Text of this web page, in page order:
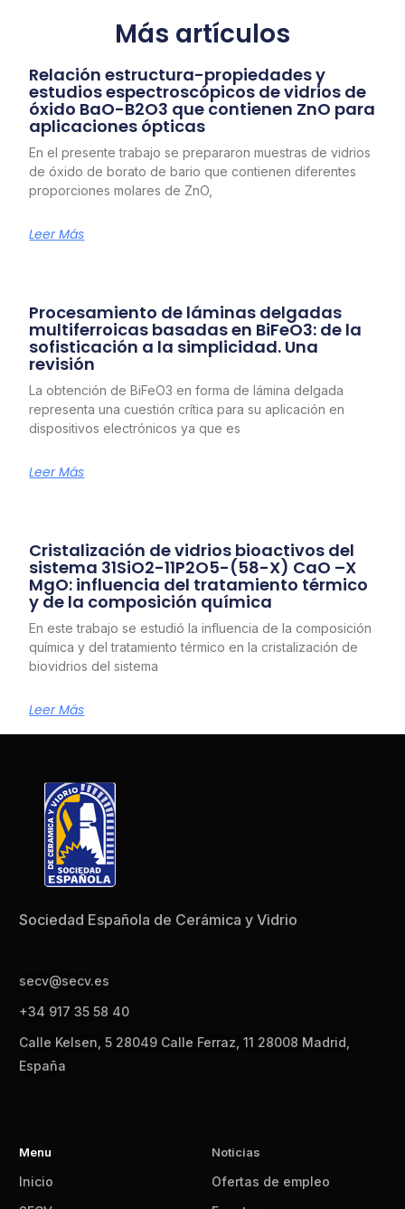
Más artículos
Relación estructura-propiedades y
estudios espectroscópicos de vidrios de
óxido BaO-B2O3 que contienen ZnO para
aplicaciones ópticas
En el presente trabajo se prepararon muestras de vidrios
de óxido de borato de bario que contienen diferentes
proporciones molares de ZnO,
Leer Más
Procesamiento de láminas delgadas
multiferroicas basadas en BiFeO3: de la
sofisticación a la simplicidad. Una
revisión
La obtención de BiFeO3 en forma de lámina delgada
representa una cuestión crítica para su aplicación en
dispositivos electrónicos ya que es
Leer Más
Cristalización de vidrios bioactivos del
sistema 31SiO2-11P2O5-(58-X) CaO –X
MgO: influencia del tratamiento térmico
y de la composición química
En este trabajo se estudió la influencia de la composición
química y del tratamiento térmico en la cristalización de
biovidrios del sistema
Leer Más
Sociedad Española de Cerámica y Vidrio
secv@secv.es
+34 917 35 58 40
Calle Kelsen, 5 28049 Calle Ferraz, 11 28008 Madrid,
España
Menu
Inicio
Noticias
Ofertas de empleo